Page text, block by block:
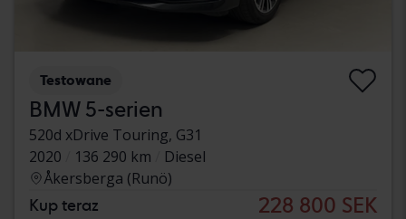
Testowane
BMW 5-serien
520d xDrive Touring, G31
2020
136 290 km
Diesel
Åkersberga (Runö)
Kup teraz 228 800 SEK